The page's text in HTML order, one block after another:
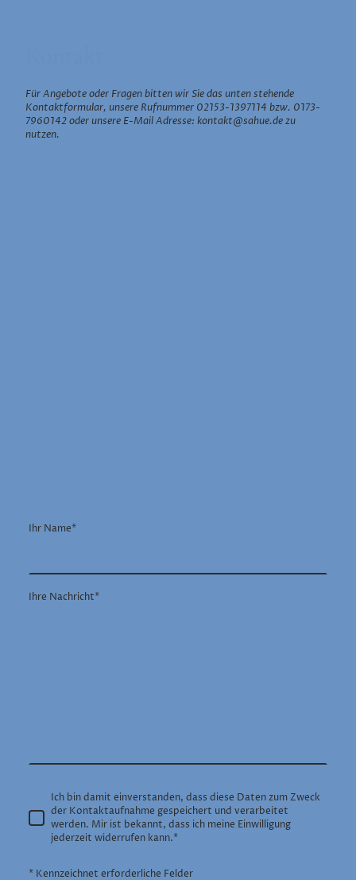
Für Angebote oder Fragen bitten wir Sie das unten stehende
Kontaktformular, unsere Rufnummer 02153-1397114 bzw. 0173-
7960142 oder unsere E-Mail Adresse: kontakt@sahue.de zu
nutzen.
Ihr Name*
Ihre Nachricht*
Ich bin damit einverstanden, dass diese Daten zum Zweck
der Kontaktaufnahme gespeichert und verarbeitet
werden. Mir ist bekannt, dass ich meine Einwilligung
jederzeit widerrufen kann.*
* Kennzeichnet erforderliche Felder